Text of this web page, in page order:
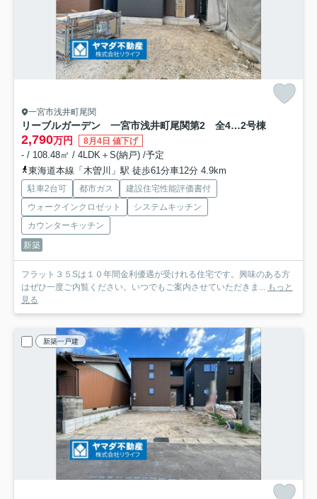
一宮市浅井町尾関
リーブルガーデン 一宮市浅井町尾関第2 全4区画分譲2号棟
2,790万円 8月4日 値下げ
- / 108.48㎡ / 4LDK＋S(納戸) /予定
東海道本線「木曽川」駅 徒歩61分車12分 4.9km
駐車2台可 都市ガス
建設住宅性能評価書付
ウォークインクロゼット
システムキッチン
カウンターキッチン
新築
フラット３５Sは１０年間金利優遇が受けれる住宅です。興味のある方
はぜひ一度ご内覧ください。いつでもご案内させていただきま... もっと
見る
新築一戸建